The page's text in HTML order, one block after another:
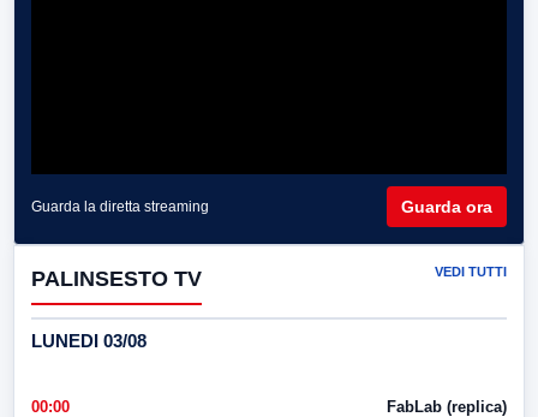
Guarda la diretta streaming Guarda ora
PALINSESTO TV VEDI TUTTI
LUNEDI 03/08
00:00 FabLab (replica)